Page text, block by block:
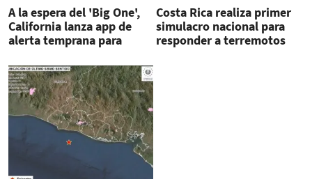
A la espera del 'Big One',
California lanza app de
alerta temprana para
Costa Rica realiza primer
simulacro nacional para
responder a terremotos